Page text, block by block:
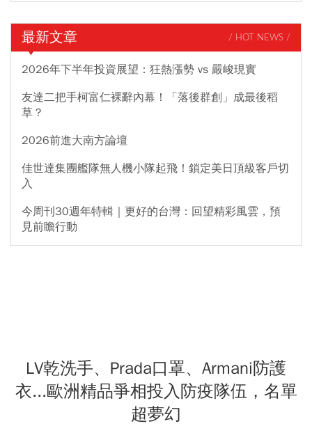
最新文章 / HOT NEWS /
2026年下半年投資展望：狂熱漲勢 vs 嚴峻現實
友達二把手柯富仁裸辭內幕！「落後群創」成最後稻
草？
2026前進大南方論壇
佳世達集團艦隊無人機小隊起飛！鎖定美日頂級客戶切
入
今周刊30週年特輯｜更好的台灣：回望精彩風雲，預
見前瞻行動
LV乾洗手、Prada口罩、Armani防護
衣...歐洲精品爭相投入防疫隊伍，名單
超夢幻